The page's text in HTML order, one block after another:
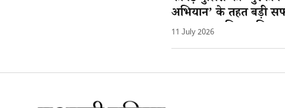
अभियान’ के तहत बड़ी
गुमशुदा नाबालिग बालिका
सकुशल दस्तयाब
11 July 2026